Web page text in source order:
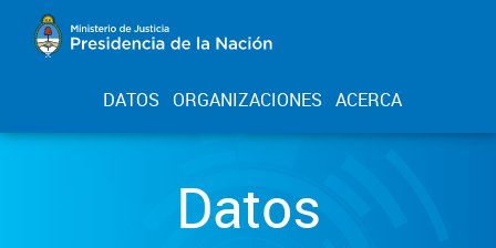
DATOS ORGANIZACIONES ACERCA
Datos